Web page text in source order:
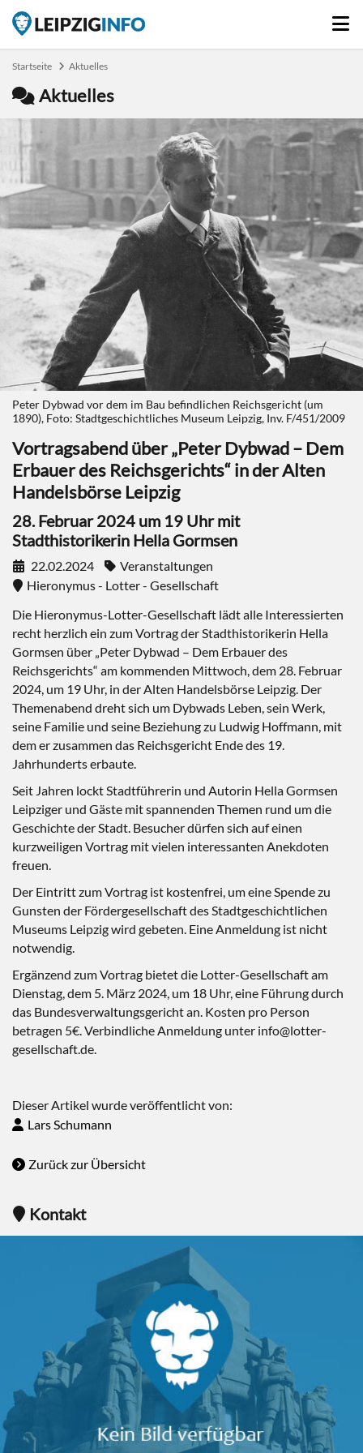
Startseite Aktuelles
Aktuelles
Peter Dybwad vor dem im Bau befindlichen Reichsgericht (um
1890), Foto: Stadtgeschichtliches Museum Leipzig, Inv. F/451/2009
Vortragsabend über „Peter Dybwad – Dem
Erbauer des Reichsgerichts“ in der Alten
Handelsbörse Leipzig
28. Februar 2024 um 19 Uhr mit
Stadthistorikerin Hella Gormsen
22.02.2024
Veranstaltungen
Hieronymus - Lotter - Gesellschaft
Die Hieronymus-Lotter-Gesellschaft lädt alle Interessierten
recht herzlich ein zum Vortrag der Stadthistorikerin Hella
Gormsen über „Peter Dybwad – Dem Erbauer des
Reichsgerichts“ am kommenden Mittwoch, dem 28. Februar
2024, um 19 Uhr, in der Alten Handelsbörse Leipzig. Der
Themenabend dreht sich um Dybwads Leben, sein Werk,
seine Familie und seine Beziehung zu Ludwig Hoffmann, mit
dem er zusammen das Reichsgericht Ende des 19.
Jahrhunderts erbaute.
Seit Jahren lockt Stadtführerin und Autorin Hella Gormsen
Leipziger und Gäste mit spannenden Themen rund um die
Geschichte der Stadt. Besucher dürfen sich auf einen
kurzweiligen Vortrag mit vielen interessanten Anekdoten
freuen.
Der Eintritt zum Vortrag ist kostenfrei, um eine Spende zu
Gunsten der Fördergesellschaft des Stadtgeschichtlichen
Museums Leipzig wird gebeten. Eine Anmeldung ist nicht
notwendig.
Ergänzend zum Vortrag bietet die Lotter-Gesellschaft am
Dienstag, dem 5. März 2024, um 18 Uhr, eine Führung durch
das Bundesverwaltungsgericht an. Kosten pro Person
betragen 5€. Verbindliche Anmeldung unter info@lotter-
gesellschaft.de.
Dieser Artikel wurde veröffentlicht von:
Lars Schumann
Zurück zur Übersicht
Kontakt